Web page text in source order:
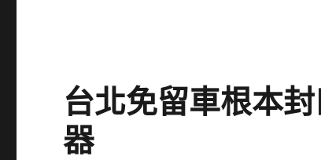
台北免留車根本
器